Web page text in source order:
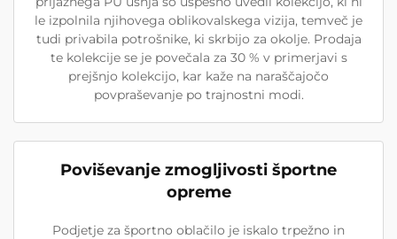
le izpolnila njihovega oblikovalskega vizija, temveč je
tudi privabila potrošnike, ki skrbijo za okolje. Prodaja
te kolekcije se je povečala za 30 % v primerjavi s
prejšnjo kolekcijo, kar kaže na naraščajočo
povpraševanje po trajnostni modi.
Poviševanje zmogljivosti športne
opreme
Podjetje za športno oblačilo je iskalo trpežno in